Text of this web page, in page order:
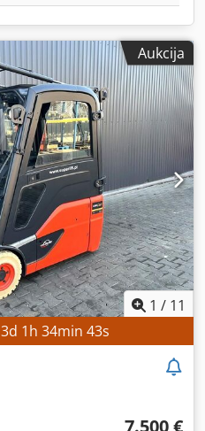
Aukcija
1 / 11
3d 1h 34min 41s
7.500 €